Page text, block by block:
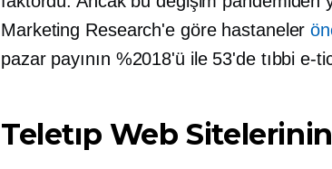
Marketing Research'e göre hastaneler
pazar payının %2018'ü ile 53'de tıbbi e-
Teletıp Web Sitelerinin